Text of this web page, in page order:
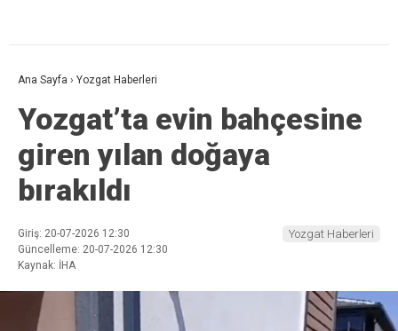
Ana Sayfa › Yozgat Haberleri
Yozgat’ta evin bahçesine
giren yılan doğaya
bırakıldı
Giriş: 20-07-2026 12:30
Güncelleme: 20-07-2026 12:30
Kaynak: İHA
Yozgat Haberleri